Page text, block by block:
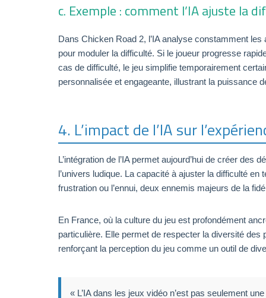
c. Exemple : comment l’IA ajuste la
Dans Chicken Road 2, l’IA analyse constamment
pour moduler la difficulté. Si le joueur progresse
cas de difficulté, le jeu simplifie temporairement
personnalisée et engageante, illustrant la puissance
4. L’impact de l’IA sur
L’intégration de l’IA permet aujourd’hui de créer
l’univers ludique. La capacité à ajuster la difficulté
frustration ou l’ennui, deux ennemis majeurs de la
En France, où la culture du jeu est profondément
particulière. Elle permet de respecter la diversité des
renforçant la perception du jeu comme un outil de
« L’IA dans les jeux vidéo n’est pas seulement